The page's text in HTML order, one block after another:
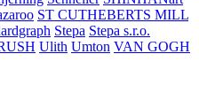
ST CUTHEBERTS MILL
Stepa Stepa s.r.o.
Ulith Umton VAN GOGH